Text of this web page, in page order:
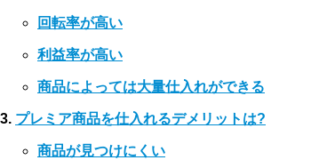
回転率が高い
利益率が高い
商品によっては大量仕入れができる
プレミア商品を仕入れるデメリットは?
商品が見つけにくい